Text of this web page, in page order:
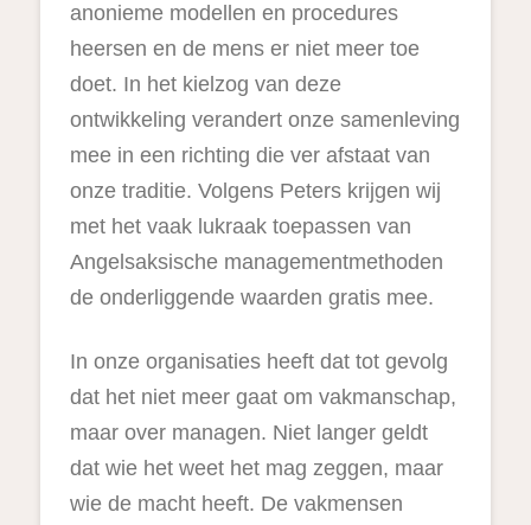
anonieme modellen en procedures
heersen en de mens er niet meer toe
doet. In het kielzog van deze
ontwikkeling verandert onze samenleving
mee in een richting die ver afstaat van
onze traditie. Volgens Peters krijgen wij
met het vaak lukraak toepassen van
Angelsaksische managementmethoden
de onderliggende waarden gratis mee.
In onze organisaties heeft dat tot gevolg
dat het niet meer gaat om vakmanschap,
maar over managen. Niet langer geldt
dat wie het weet het mag zeggen, maar
wie de macht heeft. De vakmensen